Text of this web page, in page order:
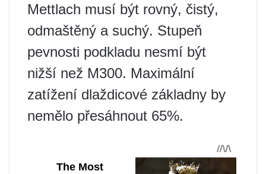
Mettlach musí být rovný, čistý,
odmaštěný a suchý. Stupeň
pevnosti podkladu nesmí být
nižší než M300. Maximální
zatížení dlaždicové základny by
nemělo přesáhnout 65%.